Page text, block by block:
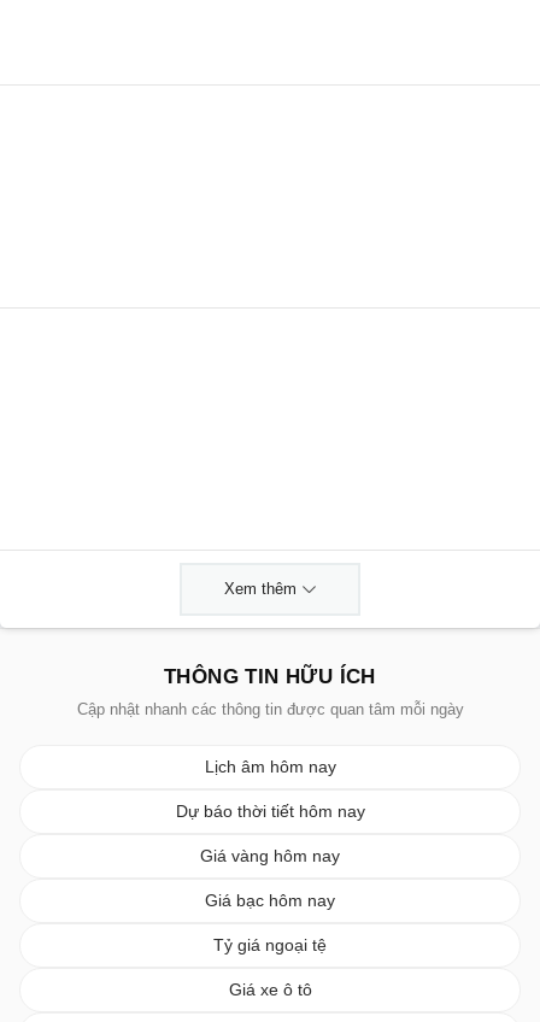
Xem thêm
THÔNG TIN HỮU ÍCH
Cập nhật nhanh các thông tin được quan tâm mỗi ngày
Lịch âm hôm nay
Dự báo thời tiết hôm nay
Giá vàng hôm nay
Giá bạc hôm nay
Tỷ giá ngoại tệ
Giá xe ô tô